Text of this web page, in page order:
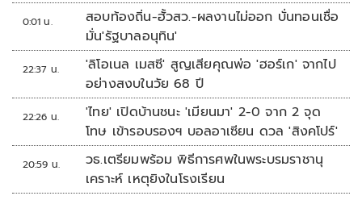
0:01 น.
สอบท้องถิ่น-ฮั้วสว.-ผลงานไม่ออก บั่นทอนเชื่อ
มั่น'รัฐบาลอนุทิน'
22:37 น.
'ลิโอเนล เมสซี' สูญเสียคุณพ่อ 'ฮอร์เก' จากไป
อย่างสงบในวัย 68 ปี
22:26 น.
'ไทย' เปิดบ้านชนะ 'เมียนมา' 2-0 จาก 2 จุด
โทษ เข้ารอบรองฯ บอลอาเซียน ดวล 'สิงคโปร์'
20:59 น.
วธ.เตรียมพร้อม พิธีการศพในพระบรมราชานุ
เคราะห์ เหตุยิงในโรงเรียน